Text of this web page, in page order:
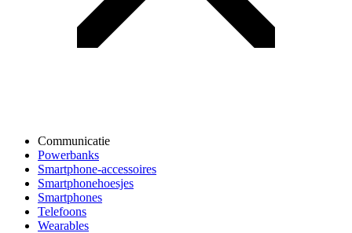
Communicatie
Powerbanks
Smartphone-accessoires
Smartphonehoesjes
Smartphones
Telefoons
Wearables